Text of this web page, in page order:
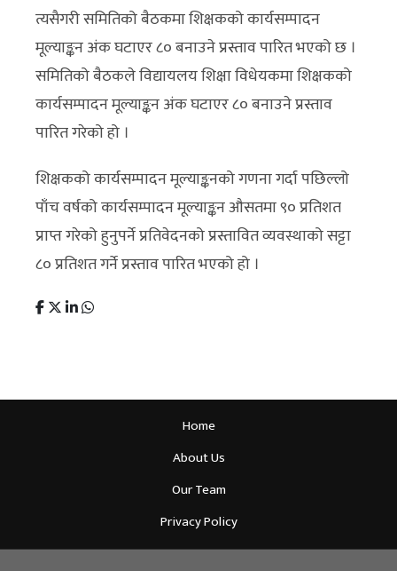
त्यसैगरी समितिको बैठकमा शिक्षकको कार्यसम्पादन
मूल्याङ्कन अंक घटाएर ८० बनाउने प्रस्ताव पारित भएको छ ।
समितिको बैठकले विद्यायलय शिक्षा विधेयकमा शिक्षकको
कार्यसम्पादन मूल्याङ्कन अंक घटाएर ८० बनाउने प्रस्ताव
पारित गरेको हो ।
शिक्षकको कार्यसम्पादन मूल्याङ्कनको गणना गर्दा पछिल्लो
पाँच वर्षको कार्यसम्पादन मूल्याङ्कन औसतमा ९० प्रतिशत
प्राप्त गरेको हुनुपर्ने प्रतिवेदनको प्रस्तावित व्यवस्थाको सट्टा
८० प्रतिशत गर्ने प्रस्ताव पारित भएको हो ।
Home
About Us
Our Team
Privacy Policy